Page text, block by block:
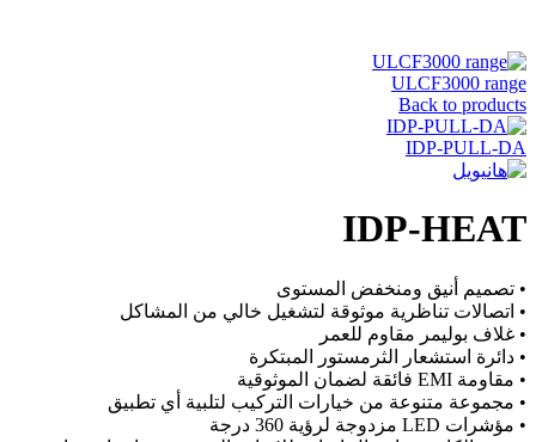
ULCF3000 range
Back to products
IDP-PULL-DA
IDP-HEAT
• تصميم أنيق ومنخفض المستوى
• اتصالات تناظرية موثوقة لتشغيل خالي من المشاكل
• غلاف بوليمر مقاوم للعمر
• دائرة استشعار الثرمستور المبتكرة
• مقاومة EMI فائقة لضمان الموثوقية
• مجموعة متنوعة من خيارات التركيب لتلبية أي تطبيق
• مؤشرات LED مزدوجة لرؤية 360 درجة